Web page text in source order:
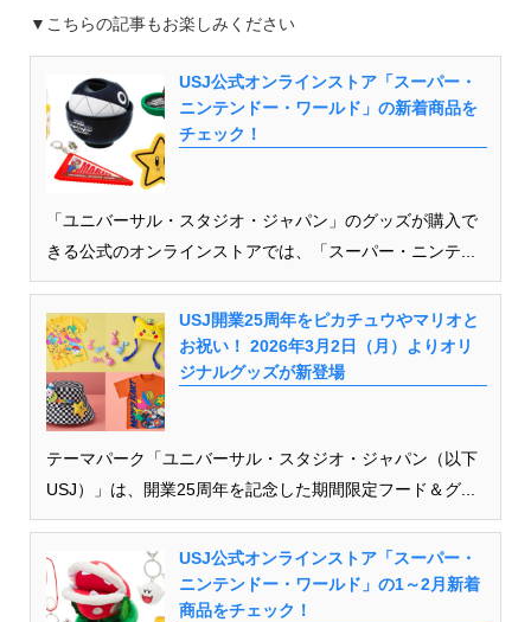
▼こちらの記事もお楽しみください
USJ公式オンラインストア「スーパー・
ニンテンドー・ワールド」の新着商品を
チェック！
「ユニバーサル・スタジオ・ジャパン」のグッズが購入で
きる公式のオンラインストアでは、「スーパー・ニンテ...
USJ開業25周年をピカチュウやマリオと
お祝い！ 2026年3月2日（月）よりオリ
ジナルグッズが新登場
テーマパーク「ユニバーサル・スタジオ・ジャパン（以下
USJ）」は、開業25周年を記念した期間限定フード＆グ...
USJ公式オンラインストア「スーパー・
ニンテンドー・ワールド」の1～2月新着
商品をチェック！